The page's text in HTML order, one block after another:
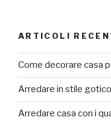
ARTICOLI
Come decorare casa
Arredare in stile
Arredare casa con i